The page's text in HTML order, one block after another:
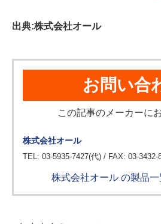
出典:株式会社オール
お問い合
この記事のメーカーに
株式会社オール
TEL: 03-5935-7427(代) / FAX: 03-3432-
株式会社オール の製品